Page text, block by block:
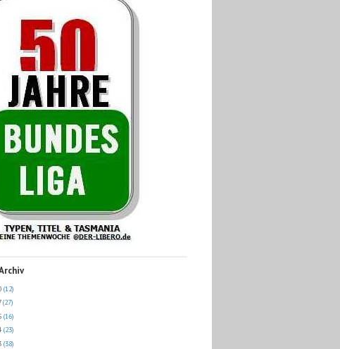
(12)
(27)
(16)
(23)
(38)